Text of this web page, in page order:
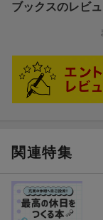
ブックスのレビ
関連特集